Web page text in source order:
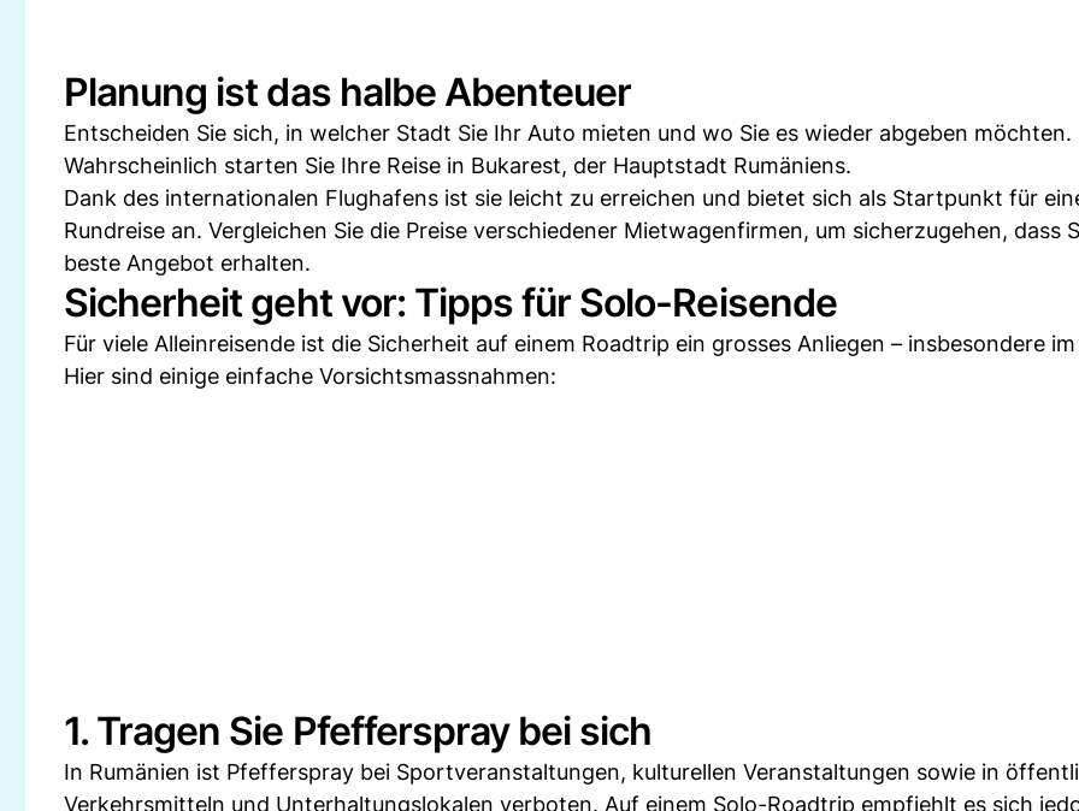
Planung ist das halbe Abenteuer
Entscheiden Sie sich, in welcher Stadt Sie Ihr Auto mieten und wo Sie es wieder abgeben möchten.
Wahrscheinlich starten Sie Ihre Reise in Bukarest, der Hauptstadt Rumäniens.
Dank des internationalen Flughafens ist sie leicht zu erreichen und bietet sich als Startpunkt für
Rundreise an. Vergleichen Sie die Preise verschiedener Mietwagenfirmen, um sicherzugehen, dass
beste Angebot erhalten.
Sicherheit geht vor: Tipps für Solo-Reisende
Für viele Alleinreisende ist die Sicherheit auf einem Roadtrip ein grosses Anliegen – insbesondere
Hier sind einige einfache Vorsichtsmassnahmen:
1. Tragen Sie Pfefferspray bei sich
In Rumänien ist Pfefferspray bei Sportveranstaltungen, kulturellen Veranstaltungen sowie in
Verkehrsmitteln und Unterhaltungslokalen verboten. Auf einem Solo-Roadtrip empfiehlt es sich